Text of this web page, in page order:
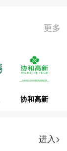
更多
协和高新
进入>